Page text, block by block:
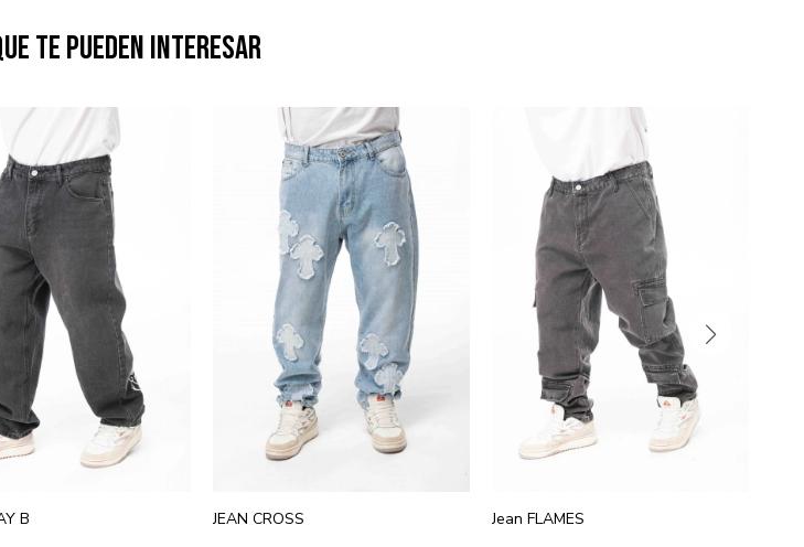
te pueden interesar
B JEAN CROSS Jean FLAMES